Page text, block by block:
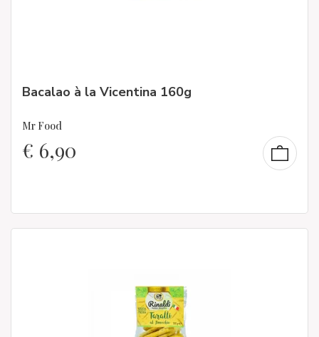
Bacalao à la Vicentina 160g
Mr Food
€ 6,90